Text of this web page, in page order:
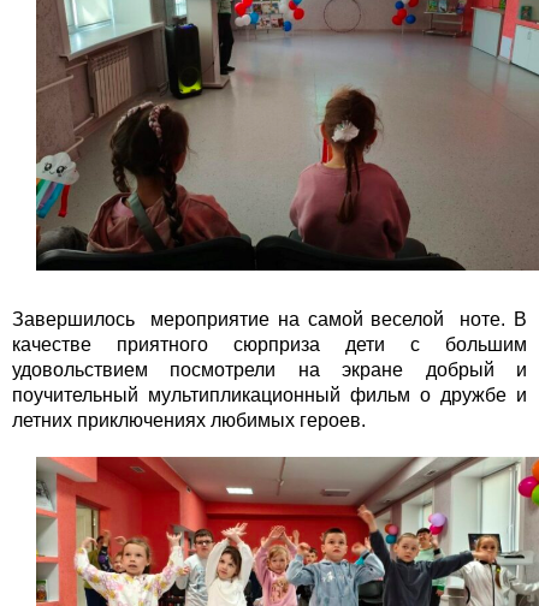
Завершилось мероприятие на самой веселой ноте. В
качестве приятного сюрприза дети с большим
удовольствием посмотрели на экране добрый и
поучительный мультипликационный фильм о дружбе и
летних приключениях любимых героев.